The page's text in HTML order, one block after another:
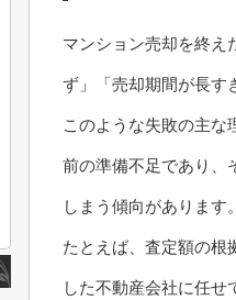
マンション売却を終え
ず」「売却期間が長す
このような失敗の主な
前の準備不足であり、
しまう傾向があります。
たとえば、査定額の根
した不動産会社に任せ